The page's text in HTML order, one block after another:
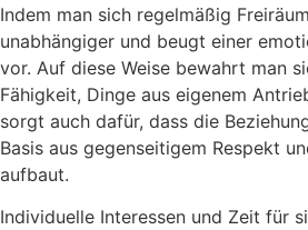
Indem man sich regelmäßig
unabhängiger und beugt einer
vor. Auf diese Weise bewahrt man
Fähigkeit, Dinge aus eigenem
sorgt auch dafür, dass die
Basis aus gegenseitigem Respekt
aufbaut.
Individuelle Interessen und Zeit für